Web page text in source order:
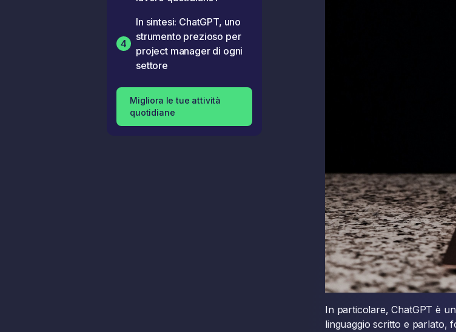
4
In sintesi: ChatGPT, uno
strumento prezioso per
project manager di ogni
settore
Migliora le tue attività
quotidiane
In particolare, ChatGPT è
linguaggio scritto e parlato,